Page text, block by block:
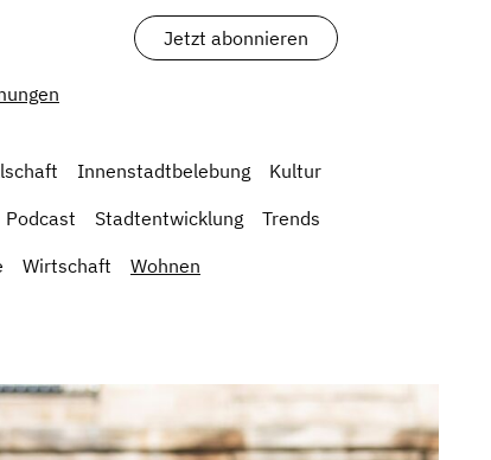
Innenstadtbelebung
Kultur
Podcast Stadtentwicklung
Trends
Wirtschaft Wohnen